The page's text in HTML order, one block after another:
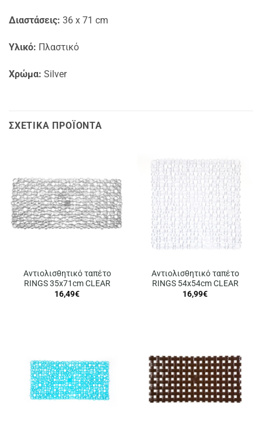
Διαστάσεις: 36 x 71 cm
Υλικό: Πλαστικό
Χρώμα: Silver
ΣΧΕΤΙΚΆ ΠΡΟΪΌΝΤΑ
Αντιολισθητικό ταπέτο
RINGS 35x71cm CLEAR
16,49€
Αντιολισθητικό ταπέτο
RINGS 54x54cm CLEAR
16,99€